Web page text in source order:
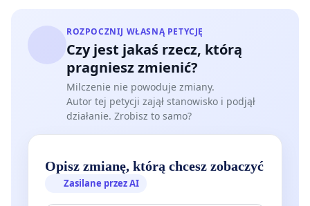
ROZPOCZNIJ WŁASNĄ PETYCJĘ
Czy jest jakaś rzecz, którą
pragniesz zmienić?
Milczenie nie powoduje zmiany.
Autor tej petycji zajął stanowisko i podjął
działanie. Zrobisz to samo?
Opisz zmianę, którą chcesz zobaczyć
Zasilane przez AI